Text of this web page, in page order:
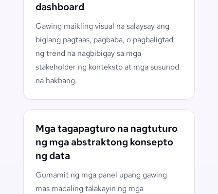
dashboard
Gawing maikling visual na salaysay ang
biglang pagtaas, pagbaba, o pagbaligtad
ng trend na nagbibigay sa mga
stakeholder ng konteksto at mga susunod
na hakbang.
Mga tagapagturo na nagtuturo
ng mga abstraktong konsepto
ng data
Gumamit ng mga panel upang gawing
mas madaling talakayin ng mga